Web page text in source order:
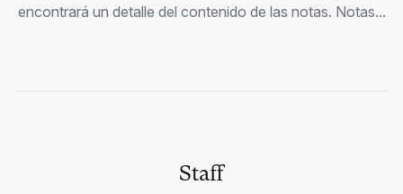
encontrará un detalle del contenido de las notas. Notas...
Staff